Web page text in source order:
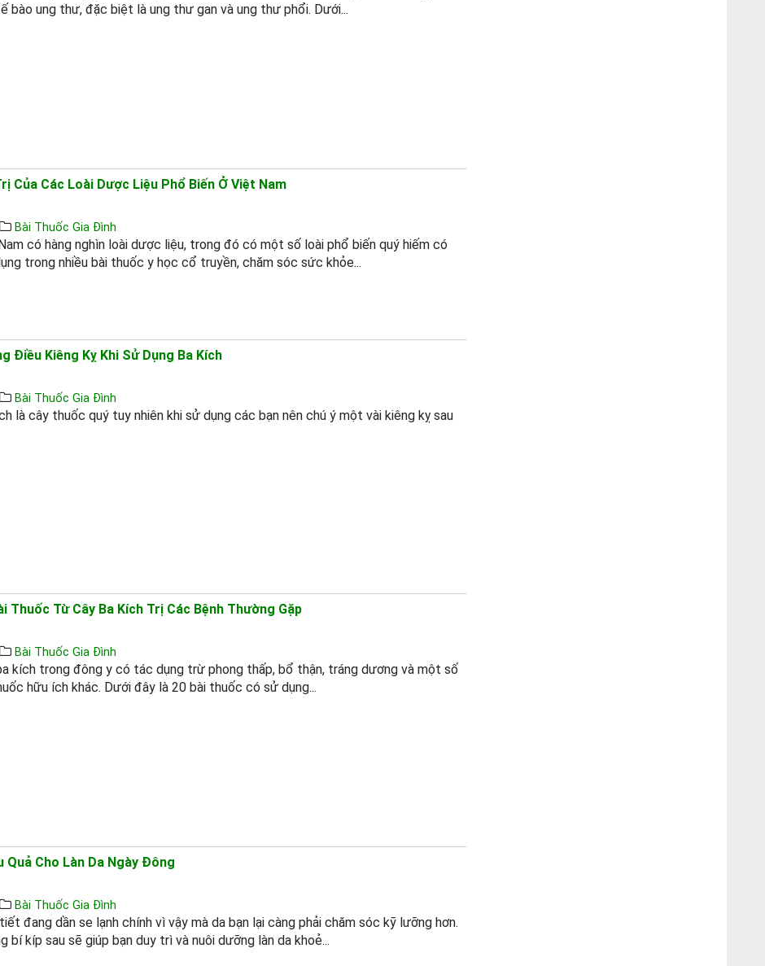
bào ung thư, đặc biệt là ung thư gan và ung thư phổi. Dưới...
Của Các Loài Dược Liệu Phổ Biến Ở Việt Nam
Bài Thuốc Gia Đình
có hàng nghìn loài dược liệu, trong đó có một số loài phổ biến quý hiếm có
trong nhiều bài thuốc y học cổ truyền, chăm sóc sức khỏe...
Điều Kiêng Kỵ Khi Sử Dụng Ba Kích
Bài Thuốc Gia Đình
là cây thuốc quý tuy nhiên khi sử dụng các bạn nên chú ý một vài kiêng kỵ sau
Thuốc Từ Cây Ba Kích Trị Các Bệnh Thường Gặp
Bài Thuốc Gia Đình
kích trong đông y có tác dụng trừ phong thấp, bổ thận, tráng dương và một số
hữu ích khác. Dưới đây là 20 bài thuốc có sử dụng...
Quả Cho Làn Da Ngày Đông
Bài Thuốc Gia Đình
đang dần se lạnh chính vì vậy mà da bạn lại càng phải chăm sóc kỹ lưỡng hơn.
bí kíp sau sẽ giúp bạn duy trì và nuôi dưỡng làn da khoẻ...